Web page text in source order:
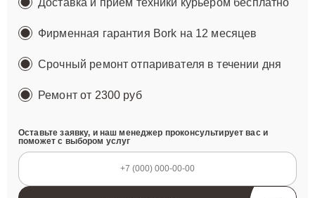
Доставка и прием техники курьером бесплатно
Фирменная гарантия Bork на 12 месяцев
Срочный ремонт отпаривателя в течении дня
Ремонтот 2300 руб
Оставьте заявку, и наш менеджер проконсультирует вас и
поможет с выбором услуг